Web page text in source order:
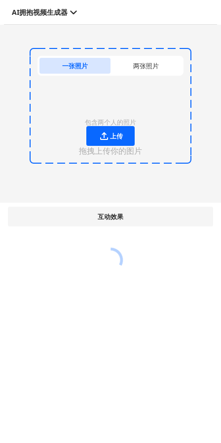
AI拥抱视频生成器
互动效果
一张照片 两张照片
包含两个人的照片
上传
拖拽上传你的图片